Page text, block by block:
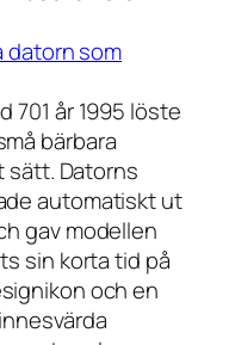
datorn som
701 år 1995 löste
bärbara
sätt. Datorns
automatiskt ut
gav modellen
sin korta tid på
och en